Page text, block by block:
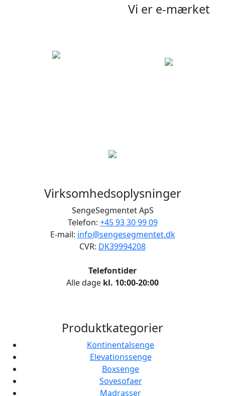
Vi er e-mærket
Virksomhedsoplysninger
SengeSegmentet ApS
Telefon: +45 93 30 99 09
E-mail: info@sengesegmentet.dk
CVR: DK39994208
Telefontider
Alle dage kl. 10:00-20:00
Produktkategorier
Kontinentalsenge
Elevationssenge
Boxsenge
Sovesofaer
Madrasser